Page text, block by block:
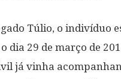
Túlio, o indivíduo
dia 29 de março de
já vinha